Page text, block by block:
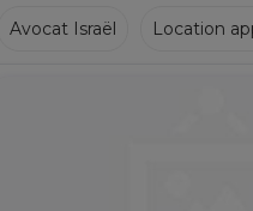
Avocat Israël Location